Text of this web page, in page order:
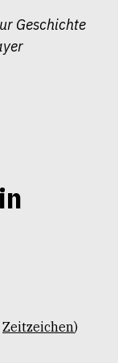
Geschichte
Zeitzeichen)